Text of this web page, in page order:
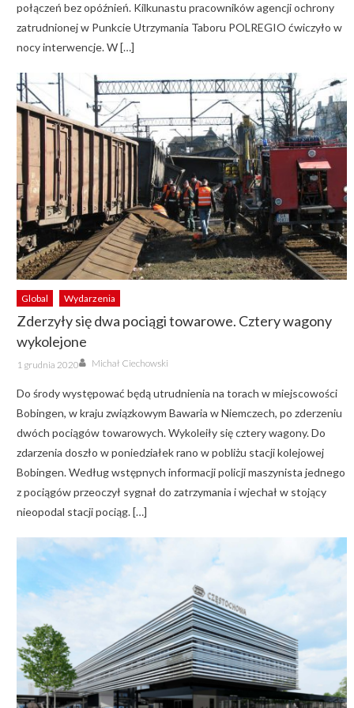
połączeń bez opóźnień. Kilkunastu pracowników agencji ochrony
zatrudnionej w Punkcie Utrzymania Taboru POLREGIO ćwiczyło w
nocy interwencje. W […]
Global Wydarzenia
Zderzyły się dwa pociągi towarowe. Cztery wagony
wykolejone
Posted
on
1 grudnia 2020 Author
Michał Ciechowski
Do środy występować będą utrudnienia na torach w miejscowości
Bobingen, w kraju związkowym Bawaria w Niemczech, po zderzeniu
dwóch pociągów towarowych. Wykoleiły się cztery wagony. Do
zdarzenia doszło w poniedziałek rano w pobliżu stacji kolejowej
Bobingen. Według wstępnych informacji policji maszynista jednego
z pociągów przeoczył sygnał do zatrzymania i wjechał w stojący
nieopodal stacji pociąg. […]